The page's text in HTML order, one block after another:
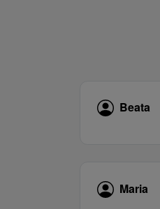
Beata
Maria